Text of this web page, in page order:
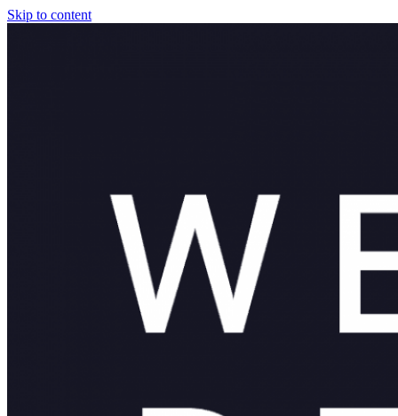
Skip to content